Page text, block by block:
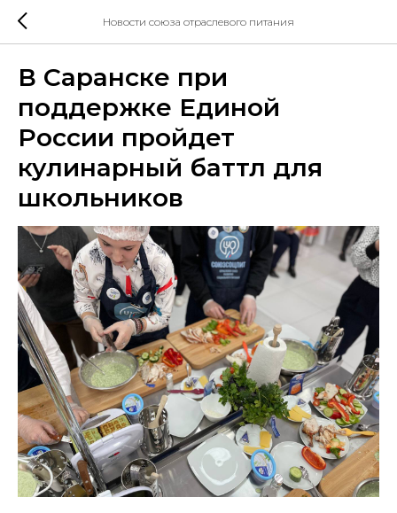
Новости союза отраслевого питания
В Саранске при
поддержке Единой
России пройдет
кулинарный баттл для
школьников